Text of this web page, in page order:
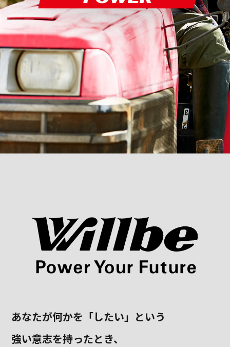
あなたが何かを「したい」という
強い意志を持ったとき、